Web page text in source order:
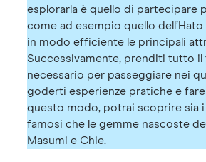
esplorarla è quello di partecipare
come ad esempio quello
in modo efficiente le principali
Successivamente, prenditi tutto il
necessario per passeggiare nei
goderti esperienze pratiche e
questo modo, potrai scoprire sia
famosi che le gemme nascoste
Masumi e Chie.